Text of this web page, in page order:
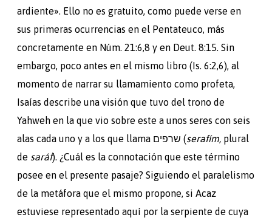
ardiente». Ello no es gratuito, como puede verse en
sus primeras ocurrencias en el Pentateuco, más
concretamente en Núm. 21:6,8 y en Deut. 8:15. Sin
embargo, poco antes en el mismo libro (Is. 6:2,6), al
momento de narrar su llamamiento como profeta,
Isaías describe una visión que tuvo del trono de
Yahweh en la que vio sobre este a unos seres con seis
alas cada uno y a los que llama שרפים (serafím, plural
de saráf). ¿Cuál es la connotación que este término
posee en el presente pasaje? Siguiendo el paralelismo
de la metáfora que el mismo propone, si Acaz
estuviese representado aquí por la serpiente de cuya